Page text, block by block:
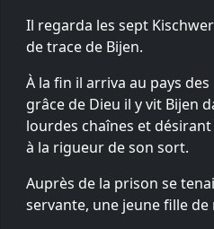
Il regarda les sept
de trace de Bijen.
À la fin il arriva au pays
grâce de Dieu il y vit Bijen
lourdes chaînes et
à la rigueur de son sort.
Auprès de la prison se
servante, une jeune fille de